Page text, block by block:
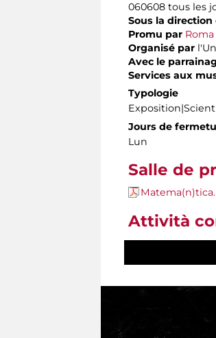
060608 tous les
Sous la direction
Promu par
Organisé par
Avec le
Services aux
Typologie
Jours de
Lun
Salle de
Attività